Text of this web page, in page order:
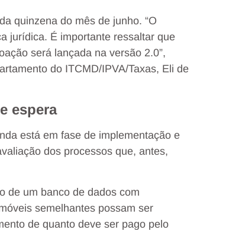
quinzena do mês de junho. “O
jurídica. É importante ressaltar que
será lançada na versão 2.0”,
do ITCMD/IPVA/Taxas, Eli de
espera
está em fase de implementação e
dos processos que, antes,
de um banco de dados com
semelhantes possam ser
de quanto deve ser pago pelo